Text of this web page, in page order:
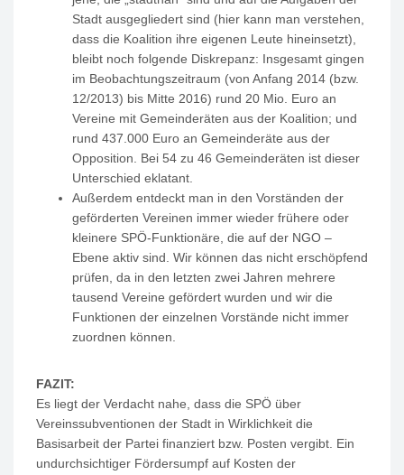
Stadt ausgegliedert sind (hier kann man verstehen,
dass die Koalition ihre eigenen Leute hineinsetzt),
bleibt noch folgende Diskrepanz: Insgesamt gingen
im Beobachtungszeitraum (von Anfang 2014 (bzw.
12/2013) bis Mitte 2016) rund 20 Mio. Euro an
Vereine mit Gemeinderäten aus der Koalition; und
rund 437.000 Euro an Gemeinderäte aus der
Opposition. Bei 54 zu 46 Gemeinderäten ist dieser
Unterschied eklatant.
Außerdem entdeckt man in den Vorständen der
geförderten Vereinen immer wieder frühere oder
kleinere SPÖ-Funktionäre, die auf der NGO –
Ebene aktiv sind. Wir können das nicht erschöpfend
prüfen, da in den letzten zwei Jahren mehrere
tausend Vereine gefördert wurden und wir die
Funktionen der einzelnen Vorstände nicht immer
zuordnen können.
FAZIT:
Es liegt der Verdacht nahe, dass die SPÖ über
Vereinssubventionen der Stadt in Wirklichkeit die
Basisarbeit der Partei finanziert bzw. Posten vergibt. Ein
undurchsichtiger Fördersumpf auf Kosten der